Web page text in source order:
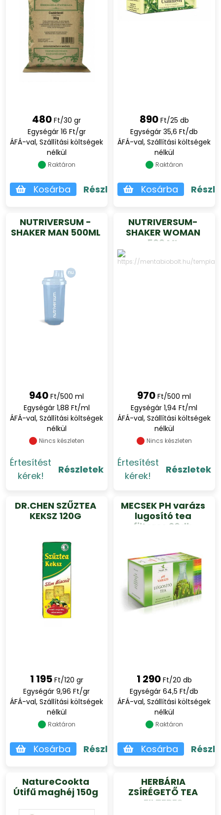
480 Ft/30 gr
Egységár 16 Ft/gr
ÁFÁ-val, Szállítási költségek
nélkül
Raktáron
Kosárba Részletek
890 Ft/25 db
Egységár 35,6 Ft/db
ÁFÁ-val, Szállítási költségek
nélkül
Raktáron
Kosárba
NUTRIVERSUM -
SHAKER MAN 500ML
940 Ft/500 ml
Egységár 1,88 Ft/ml
ÁFÁ-val, Szállítási költségek
nélkül
Nincs készleten
Értesítést
kérek!
Részletek
NUTRIVERSUM-
SHAKER WOMAN
500 ML
970 Ft/500 ml
Egységár 1,94 Ft/ml
ÁFÁ-val, Szállítási költségek
nélkül
Nincs készleten
Értesítést
kérek!
Részletek
DR.CHEN SZŰZTEA
KEKSZ 120G
1 195 Ft/120 gr
Egységár 9,96 Ft/gr
ÁFÁ-val, Szállítási költségek
nélkül
Raktáron
Kosárba Részletek
MECSEK PH varázs
lugosító tea
filteres 20db
1 290 Ft/20 db
Egységár 64,5 Ft/db
ÁFÁ-val, Szállítási költségek
nélkül
Raktáron
Kosárba
NatureCookta
Útifű maghéj 150g
HERBÁRIA
ZSÍRÉGETŐ TEA
FILTERES